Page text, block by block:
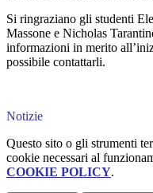
Si ringraziano gli studenti
Massone e Nicholas
informazioni in merito
possibile contattarli.
Notizie
Questo sito o gli strumenti
cookie necessari al
COOKIE POLICY.